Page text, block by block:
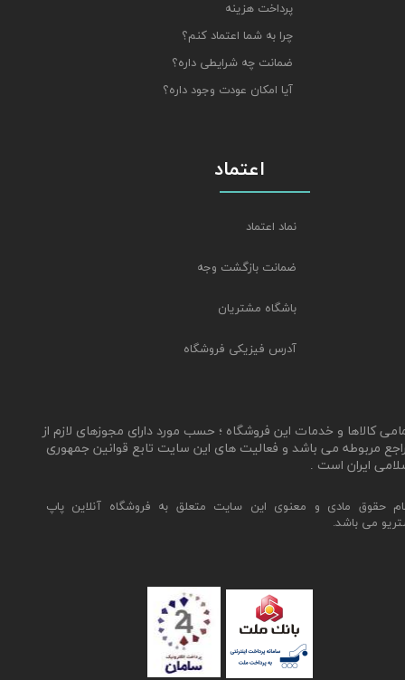
پرداخت هزینه
چرا به شما اعتماد کنم؟
ضمانت چه شرایطی داره؟
آیا امکان عودت وجود داره؟
حقوق مادی و معنوی این سایت متعلق به فروشگاه آنلاین پاپ
می باشد.
اعتماد
نماد اعتماد
ضمانت بازگشت وجه
باشگاه مشتریان
آدرس فیزیکی فروشگاه
کالاها و خدمات این فروشگاه ؛ حسب مورد دارای مجوزهای لازم از
مربوطه می باشد و فعالیت های این سایت تابع قوانین جمهوری
ایران است .